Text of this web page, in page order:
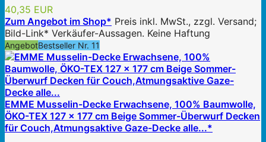
40,35 EUR
Zum Angebot im Shop* Preis inkl. MwSt., zzgl. Versand;
Bild-Link* Verkäufer-Aussagen. Keine Haftung
AngebotBestseller Nr. 11
EMME Musselin-Decke Erwachsene, 100% Baumwolle,
ÖKO-TEX 127 x 177 cm Beige Sommer-Überwurf Decken
für Couch,Atmungsaktive Gaze-Decke alle...*